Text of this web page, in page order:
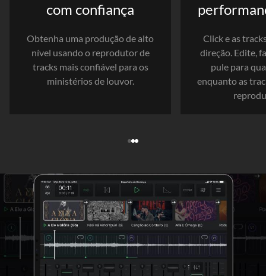
com confiança
Obtenha uma produção de alto
nível usando o reprodutor de
tracks mais confiável para os
ministérios de louvor.
Click e as
direção. Edite,
pule para
enquanto as